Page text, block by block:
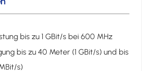
bis zu 1 GBit/s bei 600 MHz
bis zu 40 Meter (1 GBit/s) und bis
s)